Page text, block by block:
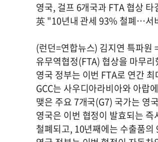
영국, 걸프 6개국과 FTA 협상
英 "10년내 관세 93% 철폐…서
(런던=연합뉴스) 김지연 특파원
유무역협정(FTA) 협상을 마무
영국 정부는 이번 FTA로 연간
GCC는 사우디아라비아와 아랍
맺은 주요 7개국(G7) 국가는 영
영국은 이번 협정이 발효되는
철폐되고, 10년째에는 수출품